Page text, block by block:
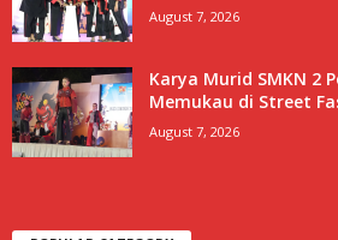
August 7, 2026
Karya Murid SMKN 2
Memukau di Street
August 7, 2026